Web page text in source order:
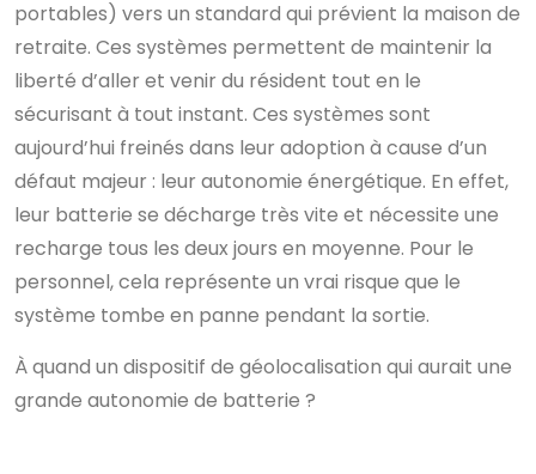
portables) vers un standard qui prévient la maison de
retraite. Ces systèmes permettent de maintenir la
liberté d’aller et venir du résident tout en le
sécurisant à tout instant. Ces systèmes sont
aujourd’hui freinés dans leur adoption à cause d’un
défaut majeur : leur autonomie énergétique. En effet,
leur batterie se décharge très vite et nécessite une
recharge tous les deux jours en moyenne. Pour le
personnel, cela représente un vrai risque que le
système tombe en panne pendant la sortie.
À quand un dispositif de géolocalisation qui aurait une
grande autonomie de batterie ?